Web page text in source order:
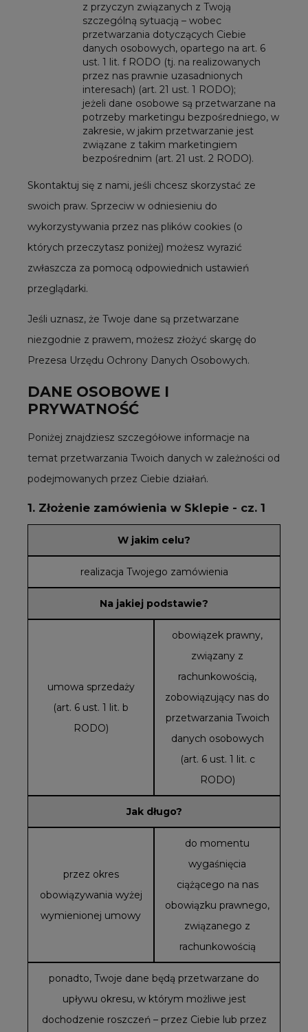
z przyczyn związanych z Twoją
szczególną sytuacją – wobec
przetwarzania dotyczących Ciebie
danych osobowych, opartego na art. 6
ust. 1 lit. f RODO (tj. na realizowanych
przez nas prawnie uzasadnionych
interesach) (art. 21 ust. 1 RODO);
jeżeli dane osobowe są przetwarzane na
potrzeby marketingu bezpośredniego, w
zakresie, w jakim przetwarzanie jest
związane z takim marketingiem
bezpośrednim (art. 21 ust. 2 RODO).
Skontaktuj się z nami, jeśli chcesz skorzystać ze
swoich praw. Sprzeciw w odniesieniu do
wykorzystywania przez nas plików cookies (o
których przeczytasz poniżej) możesz wyrazić
zwłaszcza za pomocą odpowiednich ustawień
przeglądarki.
Jeśli uznasz, że Twoje dane są przetwarzane
niezgodnie z prawem, możesz złożyć skargę do
Prezesa Urzędu Ochrony Danych Osobowych.
DANE OSOBOWE I
PRYWATNOŚĆ
Poniżej znajdziesz szczegółowe informacje na
temat przetwarzania Twoich danych w zależności od
podejmowanych przez Ciebie działań.
1. Złożenie zamówienia w Sklepie - cz. 1
W jakim celu?
realizacja Twojego zamówienia
Na jakiej podstawie?
umowa sprzedaży
(art. 6 ust. 1 lit. b
RODO)
obowiązek prawny,
związany z
rachunkowością,
zobowiązujący nas do
przetwarzania Twoich
danych osobowych
(art. 6 ust. 1 lit. c
RODO)
Jak długo?
przez okres
obowiązywania wyżej
wymienionej umowy
do momentu
wygaśnięcia
ciążącego na nas
obowiązku prawnego,
związanego z
rachunkowością
ponadto, Twoje dane będą przetwarzane do
upływu okresu, w którym możliwe jest
dochodzenie roszczeń – przez Ciebie lub przez